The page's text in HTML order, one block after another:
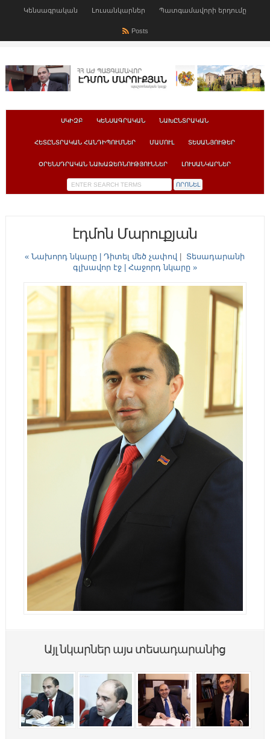
Կենսագրական Լուսանկարներ Պատգամավորի երդումը
Posts
ՍԿԻԶԲ ԿԵՆՍԱԳՐԱԿԱՆ ՆԱԽԸՆՏՐԱԿԱՆ
ՀԵՏԸՆՏՐԱԿԱՆ ՀԱՆԴԻՊՈՒՄՆԵՐ ՄԱՄՈՒԼ ՏԵՍԱՆՅՈՒԹԵՐ
ՕՐԵՆՍԴՐԱԿԱՆ ՆԱԽԱՁԵՌՆՈՒԹՅՈՒՆՆԵՐ ԼՈՒՍԱՆԿԱՐՆԵՐ
էդմոն Մարուքյան
« Նախորդ նկարը |Դիտել մեծ չափով
Տեսադարանի
գլխավոր էջ
| Հաջորդ նկարը »
Այլ նկարներ այս տեսադարանից